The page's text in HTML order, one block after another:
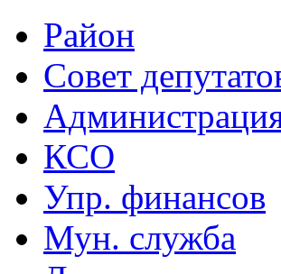
Район
Совет
КСО
Упр. финансов
Мун. служба